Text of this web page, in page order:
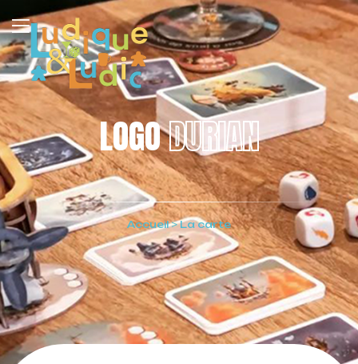
LOGODURIAN
Accueil>La carte